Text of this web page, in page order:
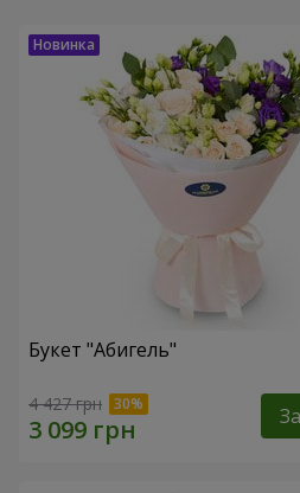
Букет "Абигель"
4 427 грн